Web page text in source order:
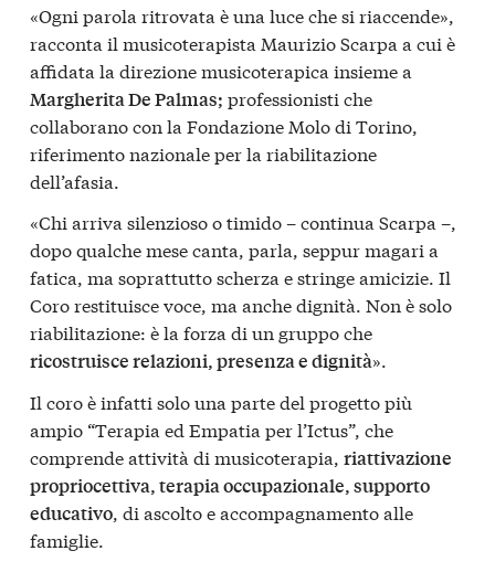
«Ogni parola ritrovata è una luce che si riaccende»,
racconta il musicoterapista Maurizio Scarpa a cui è
affidata la direzione musicoterapica insieme a
Margherita De Palmas; professionisti che
collaborano con la Fondazione Molo di Torino,
riferimento nazionale per la riabilitazione
dell’afasia.
«Chi arriva silenzioso o timido – continua Scarpa –,
dopo qualche mese canta, parla, seppur magari a
fatica, ma soprattutto scherza e stringe amicizie. Il
Coro restituisce voce, ma anche dignità. Non è solo
riabilitazione: è la forza di un gruppo che
ricostruisce relazioni, presenza e dignità».
Il coro è infatti solo una parte del progetto più
ampio “Terapia ed Empatia per l’Ictus”, che
comprende attività di musicoterapia, riattivazione
propriocettiva, terapia occupazionale, supporto
educativo, di ascolto e accompagnamento alle
famiglie.